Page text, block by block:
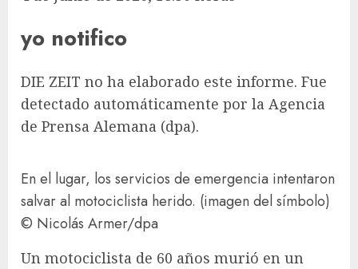
yo notifico
DIE ZEIT no ha elaborado este informe. Fue
detectado automáticamente por la Agencia
de Prensa Alemana (dpa).
En el lugar, los servicios de emergencia intentaron
salvar al motociclista herido. (imagen del símbolo)
© Nicolás Armer/​dpa
Un motociclista de 60 años murió en un